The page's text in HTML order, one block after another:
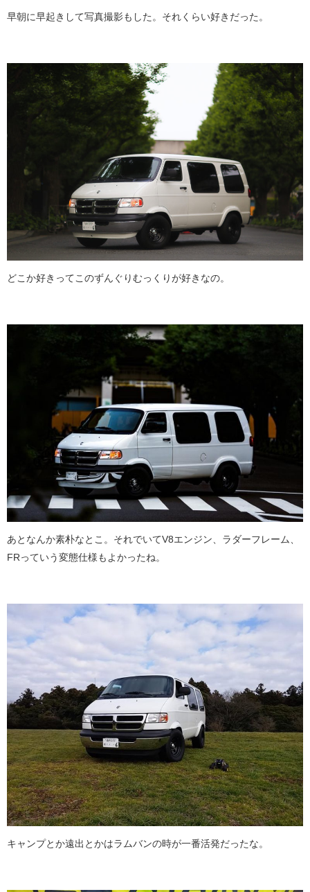
早朝に早起きして写真撮影もした。それくらい好きだった。
どこか好きってこのずんぐりむっくりが好きなの。
あとなんか素朴なとこ。それでいてV8エンジン、ラダーフレーム、
FRっていう変態仕様もよかったね。
キャンプとか遠出とかはラムバンの時が一番活発だったな。